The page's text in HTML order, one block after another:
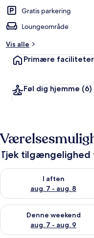
Gratis parkering
Loungeområde
Vis alle
Primære faciliteter
Føl dig hjemme (6)
Tjek tilgængelighed
I aften
aug. 7 - aug. 8
Tjek tilgængelighed for i
Denne weekend
aug. 7 - aug. 9
Tjek tilgængelighed for